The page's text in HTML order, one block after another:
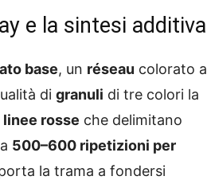
e la sintesi additiva
base, un réseau colorato a
di granuli di tre colori la
rosse che delimitano
500–600 ripetizioni per
la trama a fondersi